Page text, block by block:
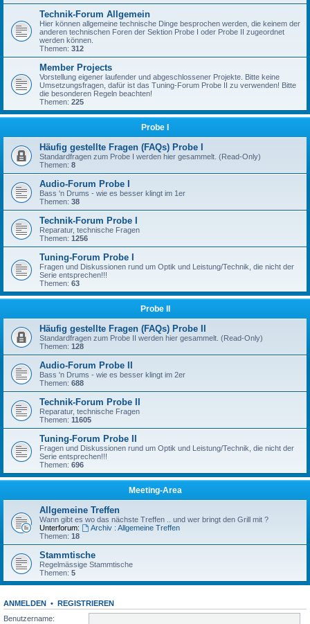
Technik-Forum Allgemein
Hier können allgemeine technische Dinge besprochen werden, die keinem der
anderen technischen Foren der Sektion Probe I oder Probe II zugeordnet
werden können.
Themen: 312
Member Projects
Vorstellung eigener laufender und abgeschlossener Projekte. Bitte keine
Umsetzungsfragen, dafür ist das Tuning-Forum Probe II zu verwenden! Bitte
die besonderen Regeln beachten!
Themen: 225
Probe I
Häufig gestellte Fragen (FAQs) Probe I
Standardfragen zum Probe I werden hier gesammelt. (Read-Only)
Themen: 8
Audio-Forum Probe I
Bass 'n Drums - wie es besser klingt im 1er
Themen: 38
Technik-Forum Probe I
Reparatur, technische Fragen
Themen: 1256
Tuning-Forum Probe I
Fragen und Diskussionen rund um Optik und Leistung/Technik, die nicht der
Serie entsprechen!!!
Themen: 63
Probe II
Häufig gestellte Fragen (FAQs) Probe II
Standardfragen zum Probe II werden hier gesammelt. (Read-Only)
Themen: 128
Audio-Forum Probe II
Bass 'n Drums - wie es besser klingt im 2er
Themen: 688
Technik-Forum Probe II
Reparatur, technische Fragen
Themen: 11605
Tuning-Forum Probe II
Fragen und Diskussionen rund um Optik und Leistung/Technik, die nicht der
Serie entsprechen!!!
Themen: 696
Meeting-Area
Allgemeine Treffen
Wann gibt es wo das nächste Treffen .. und wer bringt den Grill mit ?
Unterforum:
Archiv : Allgemeine Treffen
Themen: 18
Stammtische
Regelmässige Stammtische
Themen: 5
ANMELDEN • REGISTRIEREN
Benutzername: